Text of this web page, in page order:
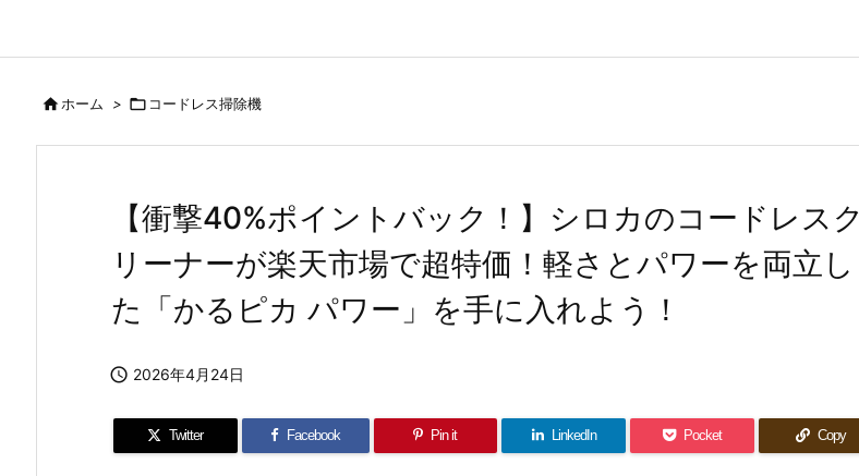
ホーム >  コードレス掃除機
【衝撃40%ポイントバック！】シロカのコードレスク
リーナーが楽天市場で超特価！軽さとパワーを両立し
た「かるピカ パワー」を手に入れよう！
 2026年4月24日
Twitter Facebook Pin it LinkedIn Pocket Copy